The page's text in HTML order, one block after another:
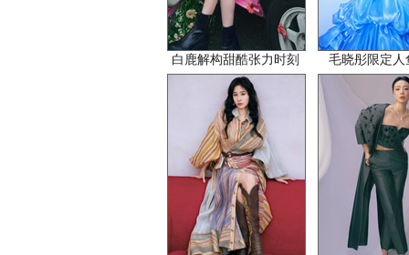
白鹿解构甜酷张力时刻 毛晓彤限定人